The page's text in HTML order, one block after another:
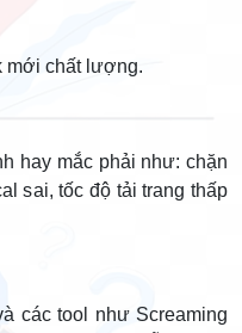
mới chất lượng.
hay mắc phải như: chặn
sai, tốc độ tải trang thấp
các tool như Screaming